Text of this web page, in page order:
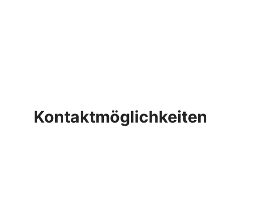
Kontaktmöglichkeiten